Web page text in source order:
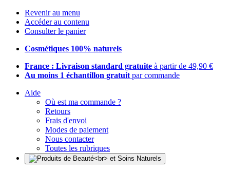
Revenir au menu
Accéder au contenu
Consulter le panier
Cosmétiques 100% naturels
France : Livraison standard gratuite à partir de 49,90 €
Au moins 1 échantillon gratuit par commande
Aide
Où est ma commande ?
Retours
Frais d'envoi
Modes de paiement
Nous contacter
Toutes les rubriques